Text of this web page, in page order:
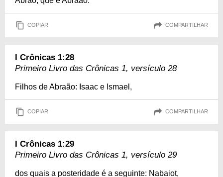
COPIAR COMPARTILHAR
I Crônicas 1:28
Primeiro Livro das Crônicas 1, versículo 28
Filhos de Abraão: Isaac e Ismael,
COPIAR COMPARTILHAR
I Crônicas 1:29
Primeiro Livro das Crônicas 1, versículo 29
dos quais a posteridade é a seguinte: Nabaiot,